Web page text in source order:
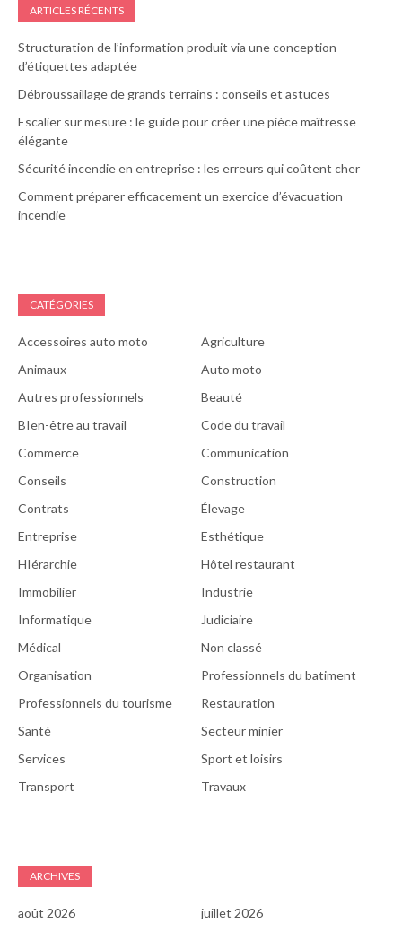
ARTICLES RÉCENTS
Structuration de l’information produit via une conception
d’étiquettes adaptée
Débroussaillage de grands terrains : conseils et astuces
Escalier sur mesure : le guide pour créer une pièce maîtresse
élégante
Sécurité incendie en entreprise : les erreurs qui coûtent cher
Comment préparer efficacement un exercice d’évacuation
incendie
CATÉGORIES
Accessoires auto moto
Agriculture
Animaux
Auto moto
Autres professionnels
Beauté
BIen-être au travail
Code du travail
Commerce
Communication
Conseils
Construction
Contrats
Élevage
Entreprise
Esthétique
HIérarchie
Hôtel restaurant
Immobilier
Industrie
Informatique
Judiciaire
Médical
Non classé
Organisation
Professionnels du batiment
Professionnels du tourisme
Restauration
Santé
Secteur minier
Services
Sport et loisirs
Transport
Travaux
ARCHIVES
août 2026
juillet 2026